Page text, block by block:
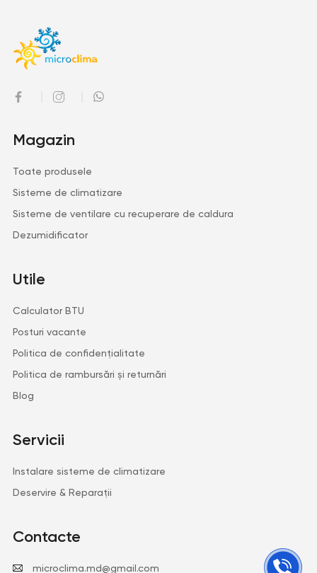
Magazin
Toate produsele
Sisteme de climatizare
Sisteme de ventilare cu recuperare de caldura
Dezumidificator
Utile
Calculator BTU
Posturi vacante
Politica de confidențialitate
Politica de rambursări și returnări
Blog
Servicii
Instalare sisteme de climatizare
Deservire & Reparații
Contacte
microclima.md@gmail.com